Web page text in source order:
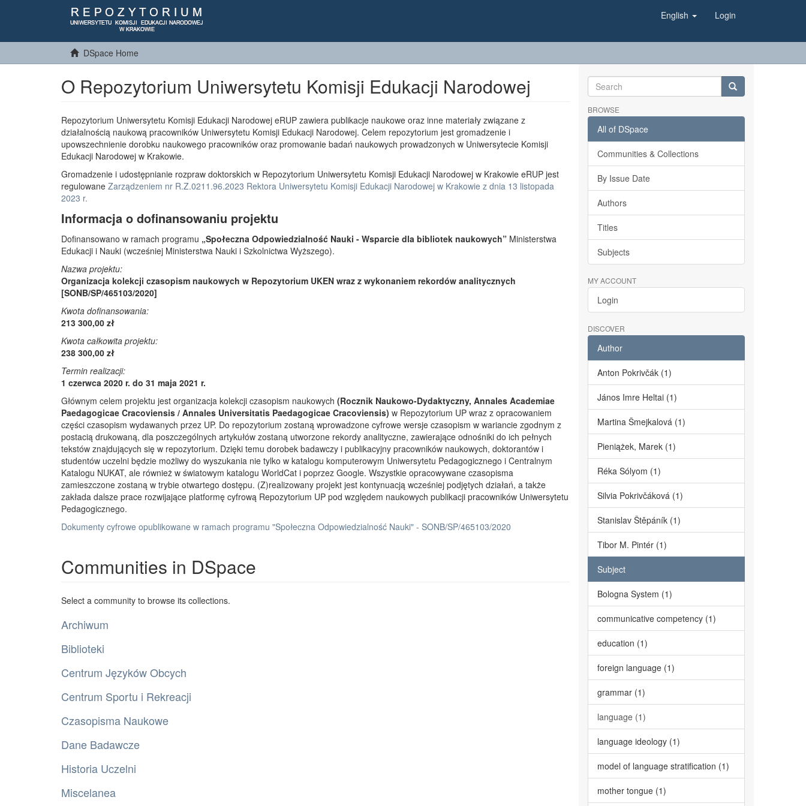
English Login
DSpace Home
O Repozytorium Uniwersytetu Komisji Edukacji Narodowej
Repozytorium Uniwersytetu Komisji Edukacji Narodowej eRUP zawiera publikacje naukowe oraz inne materiały związane z
działalnością naukową pracowników Uniwersytetu Komisji Edukacji Narodowej. Celem repozytorium jest gromadzenie i
upowszechnienie dorobku naukowego pracowników oraz promowanie badań naukowych prowadzonych w Uniwersytecie Komisji
Edukacji Narodowej w Krakowie.
Gromadzenie i udostępnianie rozpraw doktorskich w Repozytorium Uniwersytetu Komisji Edukacji Narodowej w Krakowie eRUP jest
regulowane Zarządzeniem nr R.Z.0211.96.2023 Rektora Uniwersytetu Komisji Edukacji Narodowej w Krakowie z dnia 13 listopada
2023 r.
Informacja o dofinansowaniu projektu
Dofinansowano w ramach programu „Społeczna Odpowiedzialność Nauki - Wsparcie dla bibliotek naukowych” Ministerstwa
Edukacji i Nauki (wcześniej Ministerstwa Nauki i Szkolnictwa Wyższego).
Nazwa projektu:
Organizacja kolekcji czasopism naukowych w Repozytorium UKEN wraz z wykonaniem rekordów analitycznych
[SONB/SP/465103/2020]
Kwota dofinansowania:
213 300,00 zł
Kwota całkowita projektu:
238 300,00 zł
Termin realizacji:
1 czerwca 2020 r. do 31 maja 2021 r.
Głównym celem projektu jest organizacja kolekcji czasopism naukowych (Rocznik Naukowo-Dydaktyczny, Annales Academiae
Paedagogicae Cracoviensis / Annales Universitatis Paedagogicae Cracoviensis) w Repozytorium UP wraz z opracowaniem
części czasopism wydawanych przez UP. Do repozytorium zostaną wprowadzone cyfrowe wersje czasopism w wariancie zgodnym z
postacią drukowaną, dla poszczególnych artykułów zostaną utworzone rekordy analityczne, zawierające odnośniki do ich pełnych
tekstów znajdujących się w repozytorium. Dzięki temu dorobek badawczy i publikacyjny pracowników naukowych, doktorantów i
studentów uczelni będzie możliwy do wyszukania nie tylko w katalogu komputerowym Uniwersytetu Pedagogicznego i Centralnym
Katalogu NUKAT, ale również w światowym katalogu WorldCat i poprzez Google. Wszystkie opracowywane czasopisma
zamieszczone zostaną w trybie otwartego dostępu. (Z)realizowany projekt jest kontynuacją wcześniej podjętych działań, a także
zakłada dalsze prace rozwijające platformę cyfrową Repozytorium UP pod względem naukowych publikacji pracowników Uniwersytetu
Pedagogicznego.
Dokumenty cyfrowe opublikowane w ramach programu "Społeczna Odpowiedzialność Nauki" - SONB/SP/465103/2020
Communities in DSpace
Select a community to browse its collections.
Archiwum
Biblioteki
Centrum Języków Obcych
Centrum Sportu i Rekreacji
Czasopisma Naukowe
Dane Badawcze
Historia Uczelni
Miscelanea
BROWSE
All of DSpace
Communities & Collections
By Issue Date
Authors
Titles
Subjects
MY ACCOUNT
Login
DISCOVER
Author
Anton Pokrivčák (1)
János Imre Heltai (1)
Martina Šmejkalová (1)
Pieniążek, Marek (1)
Réka Sólyom (1)
Silvia Pokrivčáková (1)
Stanislav Štěpáník (1)
Tibor M. Pintér (1)
Subject
Bologna System (1)
communicative competency (1)
education (1)
foreign language (1)
grammar (1)
language (1)
language ideology (1)
model of language stratification (1)
mother tongue (1)